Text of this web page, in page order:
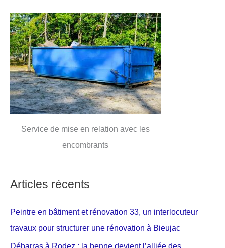
Service de mise en relation avec les
encombrants
Articles récents
Peintre en bâtiment et rénovation 33, un interlocuteur
travaux pour structurer une rénovation à Bieujac